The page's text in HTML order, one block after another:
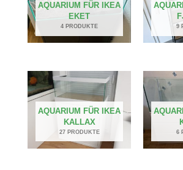
AQUARIUM FÜR IKEA
EKET
4 PRODUKTE 9
AQUARIUM FÜR IKEA
KALLAX
27 PRODUKTE 6